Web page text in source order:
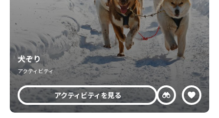
犬ぞり
アクティビティ
アクティビティを見る